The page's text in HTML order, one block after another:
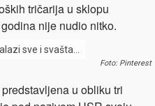
tričarija u sklopu
nije nudio nitko.
sve i svašta…
Foto: Pinterest
u obliku tri